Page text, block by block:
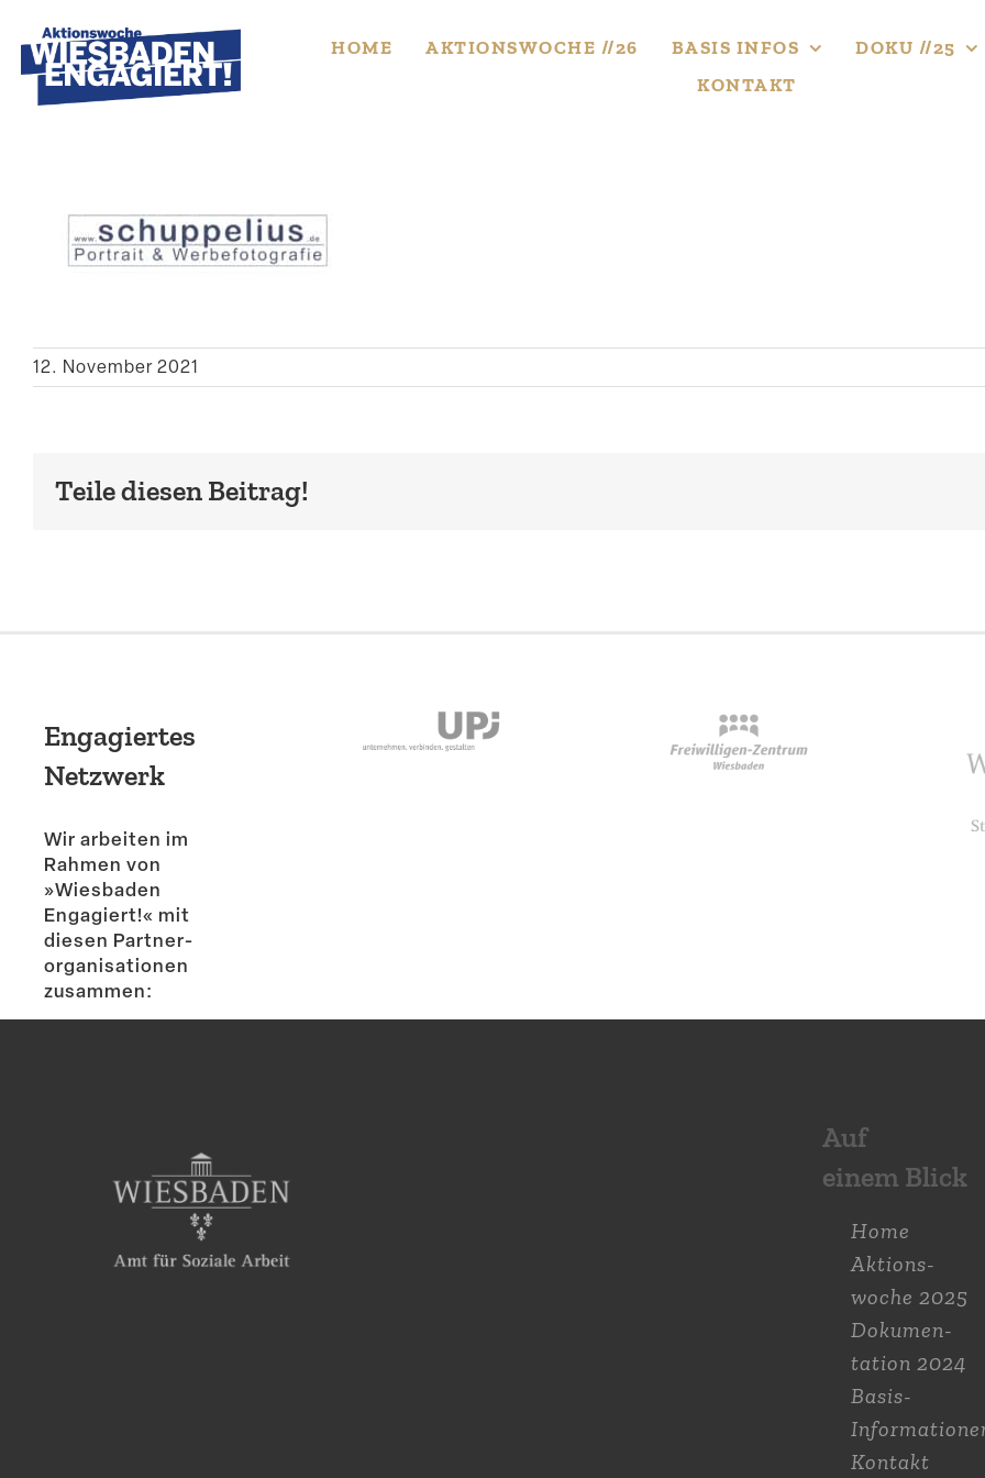
to
content
HOME AKTIONS­WOCHE //26 BASIS INFOS
DOKU //25
KONTAKT
12. November 2021
Teile diesen Beitrag!
Engagiertes
Netzwerk
Wir arbeiten im
Rahmen von
»Wiesbaden
Engagiert!« mit
diesen Partner­
or­ga­ni­sa­tionen
zusammen:
Auf
einem Blick
Home
Aktions­
woche 2025
Dokumen­
tation 2024
Basis-
Kontakt